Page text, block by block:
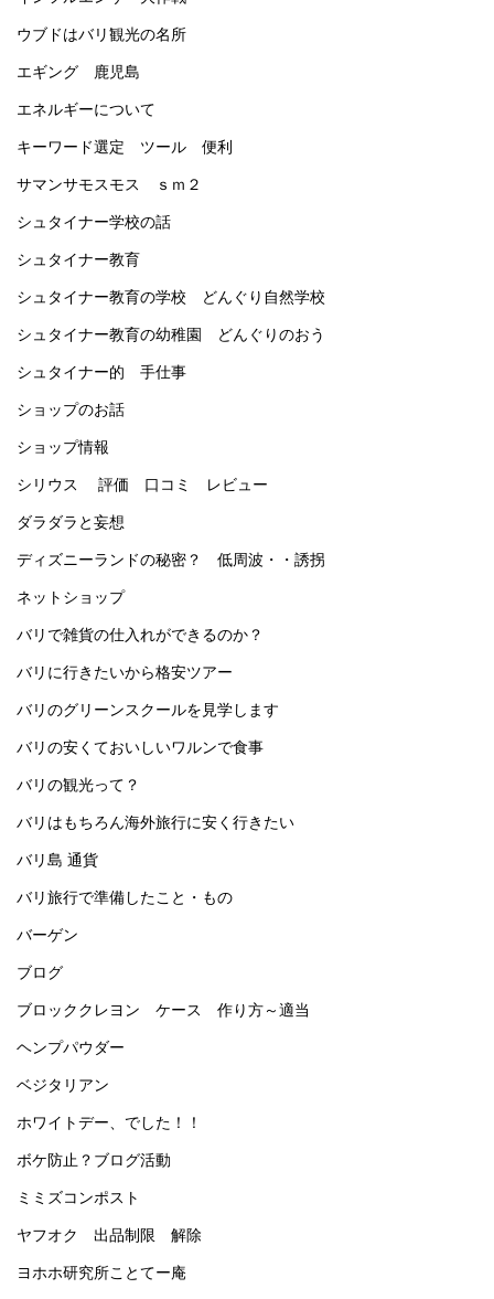
ウブドはバリ観光の名所
エギング 鹿児島
エネルギーについて
キーワード選定 ツール 便利
サマンサモスモス ｓｍ２
シュタイナー学校の話
シュタイナー教育
シュタイナー教育の学校 どんぐり自然学校
シュタイナー教育の幼稚園 どんぐりのおう
シュタイナー的 手仕事
ショップのお話
ショップ情報
シリウス 評価 口コミ レビュー
ダラダラと妄想
ディズニーランドの秘密？ 低周波・・誘拐
ネットショップ
バリで雑貨の仕入れができるのか？
バリに行きたいから格安ツアー
バリのグリーンスクールを見学します
バリの安くておいしいワルンで食事
バリの観光って？
バリはもちろん海外旅行に安く行きたい
バリ島 通貨
バリ旅行で準備したこと・もの
バーゲン
ブログ
ブロッククレヨン ケース 作り方～適当
ヘンプパウダー
ベジタリアン
ホワイトデー、でした！！
ボケ防止？ブログ活動
ミミズコンポスト
ヤフオク 出品制限 解除
ヨホホ研究所ことてー庵